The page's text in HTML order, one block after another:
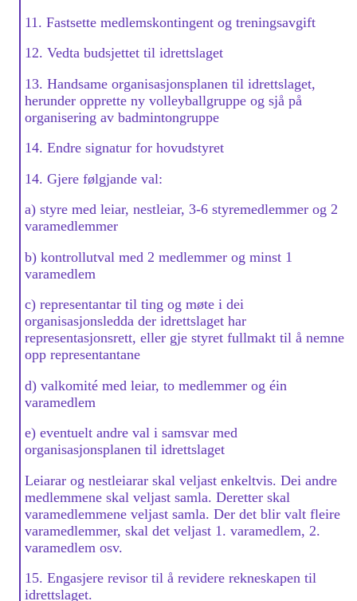
11. Fastsette medlemskontingent og treningsavgift
12. Vedta budsjettet til idrettslaget
13. Handsame organisasjonsplanen til idrettslaget,
herunder opprette ny volleyballgruppe og sjå på
organisering av badmintongruppe
14. Endre signatur for hovudstyret
14. Gjere følgjande val:
a) styre med leiar, nestleiar, 3-6 styremedlemmer og 2
varamedlemmer
b) kontrollutval med 2 medlemmer og minst 1
varamedlem
c) representantar til ting og møte i dei
organisasjonsledda der idrettslaget har
representasjonsrett, eller gje styret fullmakt til å nemne
opp representantane
d) valkomité med leiar, to medlemmer og éin
varamedlem
e) eventuelt andre val i samsvar med
organisasjonsplanen til idrettslaget
Leiarar og nestleiarar skal veljast enkeltvis. Dei andre
medlemmene skal veljast samla. Deretter skal
varamedlemmene veljast samla. Der det blir valt fleire
varamedlemmer, skal det veljast 1. varamedlem, 2.
varamedlem osv.
15. Engasjere revisor til å revidere rekneskapen til
idrettslaget.